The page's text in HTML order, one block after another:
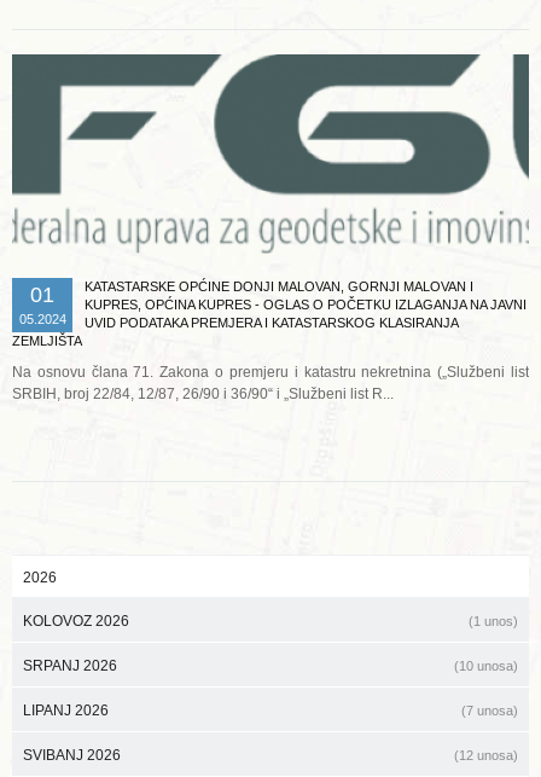
01
05.2024
KATASTARSKE OPĆINE DONJI MALOVAN, GORNJI MALOVAN I
KUPRES, OPĆINA KUPRES - OGLAS O POČETKU IZLAGANJA NA JAVNI
UVID PODATAKA PREMJERA I KATASTARSKOG KLASIRANJA
ZEMLJIŠTA
Na osnovu člana 71. Zakona o premjeru i katastru nekretnina („Službeni list
SRBIH, broj 22/84, 12/87, 26/90 i 36/90“ i „Službeni list R...
2026
KOLOVOZ 2026 (1 unos)
SRPANJ 2026 (10 unosa)
LIPANJ 2026 (7 unosa)
SVIBANJ 2026 (12 unosa)